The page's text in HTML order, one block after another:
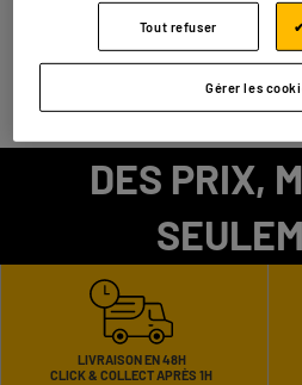
Roeselare
DES PRIX,
LIVRAISON EN 48H
CLICK & COLLECT APRÈS 1H
Gérer les
Tout refuser